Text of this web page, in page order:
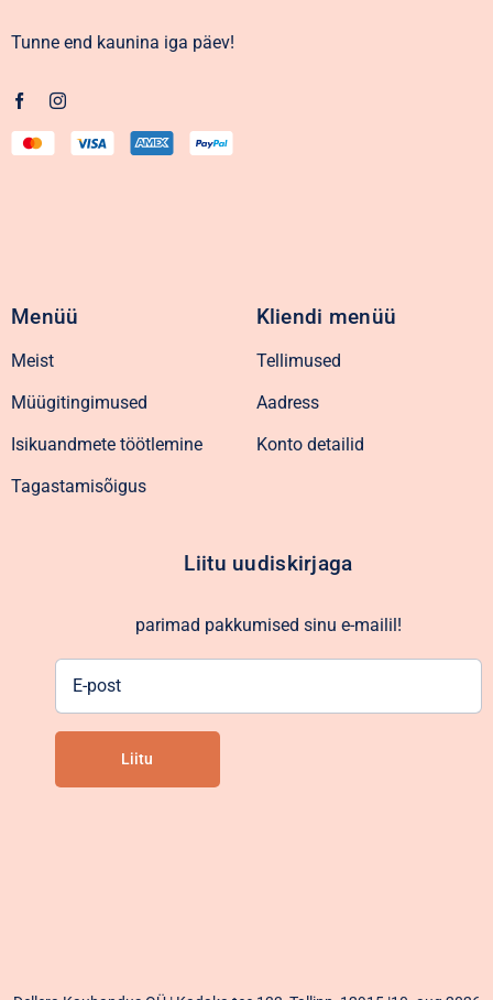
Tunne end kaunina iga päev!
Menüü
Meist
Müügitingimused
Isikuandmete töötlemine
Tagastamisõigus
Kliendi menüü
Tellimused
Aadress
Konto detailid
Liitu uudiskirjaga
parimad pakkumised sinu e-mailil!
Liitu